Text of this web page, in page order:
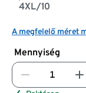
4XL/10
A megfelelő méret
Mennyiség